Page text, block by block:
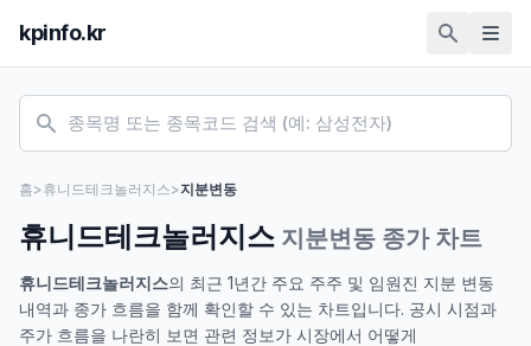
kpinfo.kr
홈>휴니드테크놀러지스>지분변동
휴니드테크놀러지스 지분변동 종가 차트
휴니드테크놀러지스의 최근 1년간 주요 주주 및 임원진 지분 변동
내역과 종가 흐름을 함께 확인할 수 있는 차트입니다. 공시 시점과
주가 흐름을 나란히 보면 관련 정보가 시장에서 어떻게